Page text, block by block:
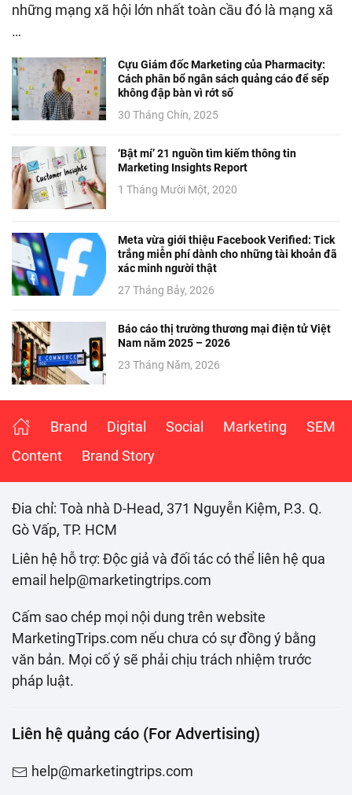
những mạng xã hội lớn nhất toàn cầu đó là mạng xã
…
Cựu Giám đốc Marketing của Pharmacity:
Cách phân bổ ngân sách quảng cáo để sếp
không đập bàn vì rớt số
30 Tháng Chín, 2025
‘Bật mí’ 21 nguồn tìm kiếm thông tin
Marketing Insights Report
1 Tháng Mười Một, 2020
Meta vừa giới thiệu Facebook Verified: Tick
trắng miễn phí dành cho những tài khoản đã
xác minh người thật
27 Tháng Bảy, 2026
Báo cáo thị trường thương mại điện tử Việt
Nam năm 2025 – 2026
23 Tháng Năm, 2026
Brand Digital Social Marketing
SEM
Content
Brand Story
Đia chỉ: Toà nhà D-Head, 371 Nguyễn Kiệm, P.3. Q.
Gò Vấp, TP. HCM
Liên hệ hỗ trợ: Độc giả và đối tác có thể liên hệ qua
email help@marketingtrips.com
Cấm sao chép mọi nội dung trên website
MarketingTrips.com nếu chưa có sự đồng ý bằng
văn bản. Mọi cố ý sẽ phải chịu trách nhiệm trước
pháp luật.
Liên hệ quảng cáo (For Advertising)
help@marketingtrips.com